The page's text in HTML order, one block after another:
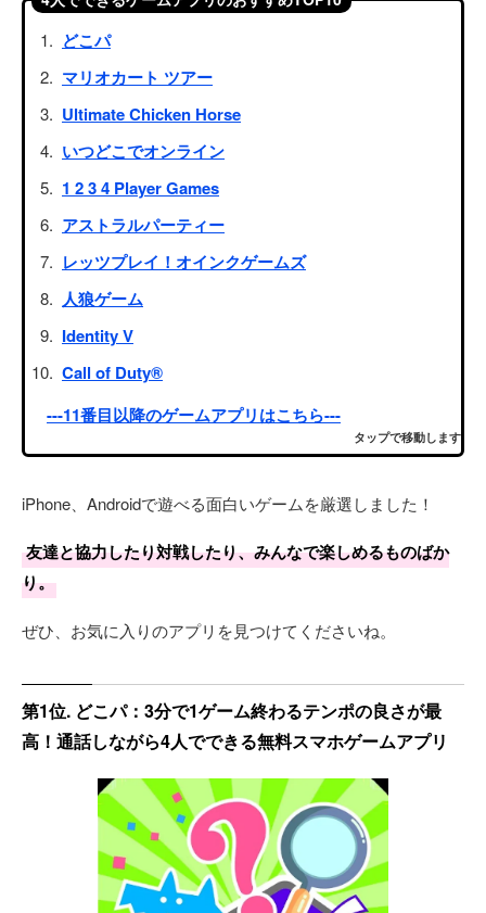
どこパ
マリオカート ツアー
Ultimate Chicken Horse
いつどこでオンライン
1 2 3 4 Player Games
アストラルパーティー
レッツプレイ！オインクゲームズ
人狼ゲーム
Identity V
Call of Duty®
---11番目以降のゲームアプリはこちら---
タップで移動します
iPhone、Androidで遊べる面白いゲームを厳選しました！
友達と協力したり対戦したり、みんなで楽しめるものばか
り。
ぜひ、お気に入りのアプリを見つけてくださいね。
第1位. どこパ：3分で1ゲーム終わるテンポの良さが最
高！通話しながら4人でできる無料スマホゲームアプリ